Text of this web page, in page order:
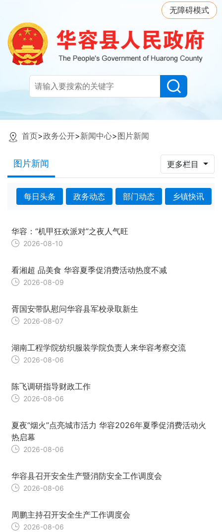
无障碍模式
首页>政务公开>新闻中心>图片新闻
图片新闻 更多栏目
每日头条 政务动态 部门动态 乡镇快讯
华容：“机甲狂欢派对”之夜人气旺
2026-08-10
看湘超 品美食 华容夏季促消费活动热度不减
2026-08-09
胥国安带队慰问华容县军校录取新生
2026-08-07
湖南工程学院纺织服装学院负责人来华容考察交流
2026-08-06
陈飞调研指导财政工作
2026-08-06
夏夜“烟火”点亮城市活力 华容2026年夏季促消费活动火
热启幕
2026-08-06
华容县召开安全生产暨消防安全工作调度会
2026-08-06
周鹏主持召开安全生产工作调度会
2026-08-06